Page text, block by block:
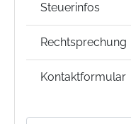
Steuerinfos
Rechtsprechung
Kontaktformular